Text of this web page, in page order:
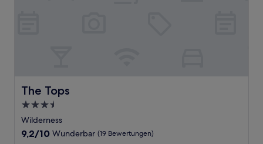
The Tops
The Tops
3.5-
Sterne-
Unterkunft
Wilderness
9.2
9,2/10 Wunderbar (19 Bewertungen)